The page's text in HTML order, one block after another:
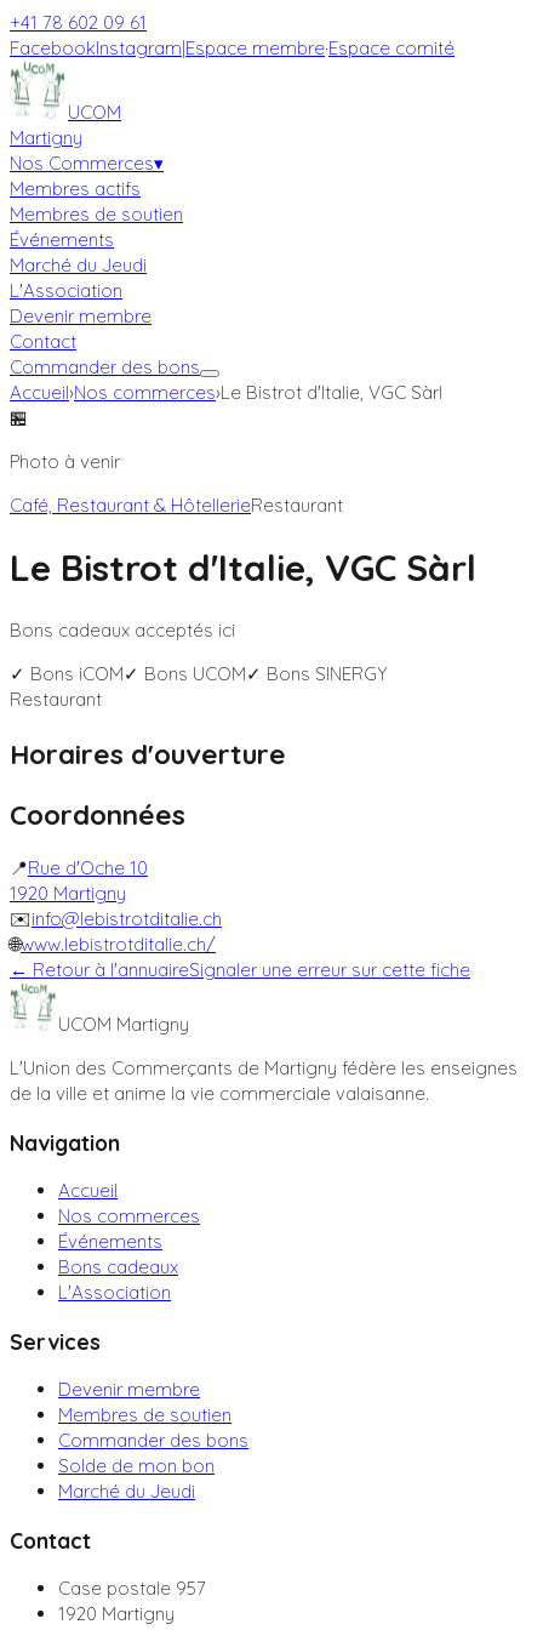
+41 78 602 09 61
FacebookInstagram|Espace membre·Espace comité
UCOM
Martigny
Nos Commerces▾
Membres actifs
Membres de soutien
Événements
Marché du Jeudi
L'Association
Devenir membre
Contact
Commander des bons
Accueil›Nos commerces›Le Bistrot d'Italie, VGC Sàrl
🏪
Photo à venir
Café, Restaurant & HôtellerieRestaurant
Le Bistrot d'Italie, VGC Sàrl
Bons cadeaux acceptés ici
✓ Bons iCOM✓ Bons UCOM✓ Bons SINERGY
Restaurant
Horaires d'ouverture
Coordonnées
📍Rue d'Oche 10
1920 Martigny
✉️info@lebistrotditalie.ch
🌐www.lebistrotditalie.ch/
← Retour à l'annuaireSignaler une erreur sur cette fiche
UCOM Martigny
L'Union des Commerçants de Martigny fédère les enseignes
de la ville et anime la vie commerciale valaisanne.
Navigation
Accueil
Nos commerces
Événements
Bons cadeaux
L'Association
Services
Devenir membre
Membres de soutien
Commander des bons
Solde de mon bon
Marché du Jeudi
Contact
Case postale 957
1920 Martigny